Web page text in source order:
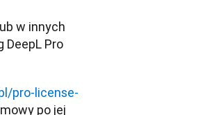
w innych
Pro
pro-license-
po jej